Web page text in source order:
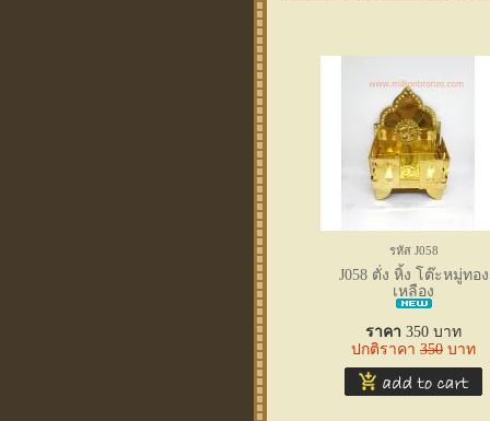
รหัส J058
J058 ตั่ง หิ้ง โต๊ะหมู่ทอง
เหลือง
ราคา 350 บาท
ปกติราคา 350 บาท